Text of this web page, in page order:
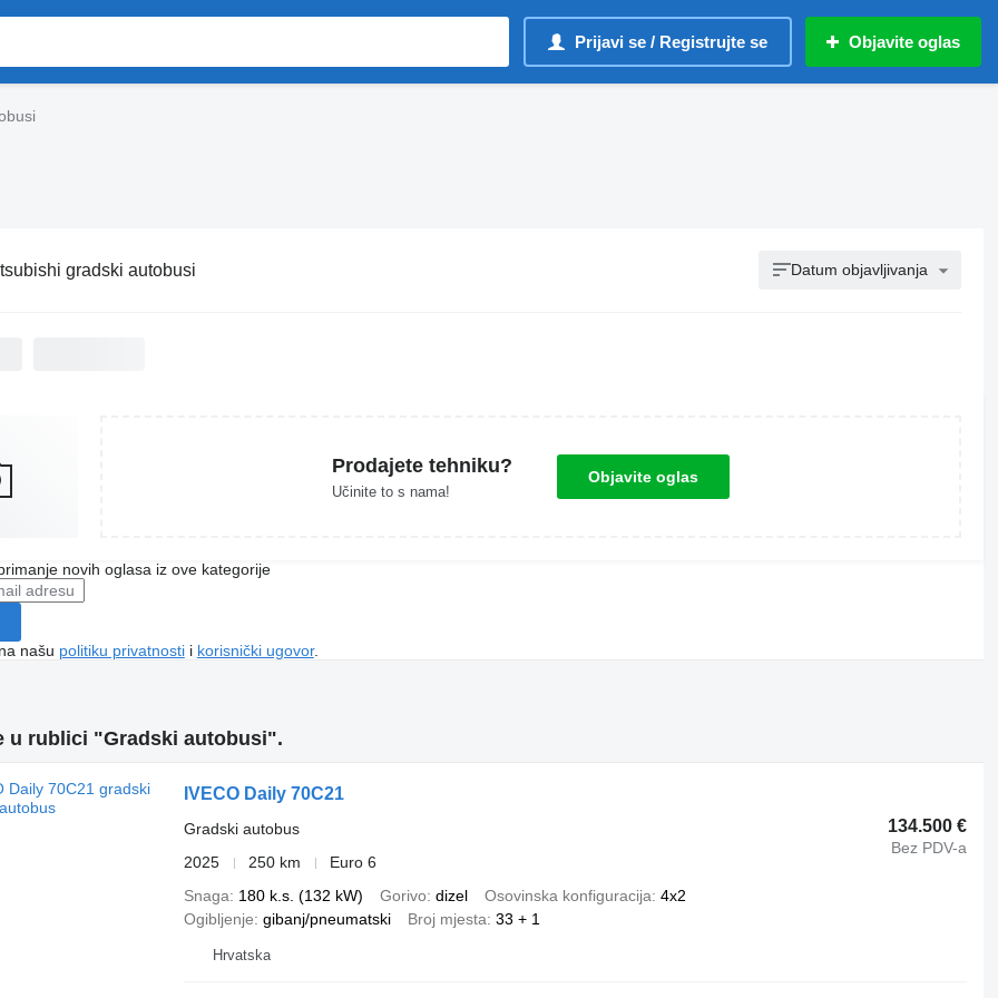
Prijavi se / Registrujte se Objavite oglas
gradski autobusi Datum objavljivanja
Prodajete tehniku?
Učinite to s nama!
Objavite oglas
novih oglasa iz ove kategorije
našu politiku privatnostii korisnički ugovor.
u rublici "Gradski autobusi".
IVECO Daily 70C21
134.500 €
Bez PDV-a
Gradski autobus
2025
250 km
Euro 6
Snaga
180 k.s. (132 kW) Gorivo dizel Osovinska konfiguracija 4x2
Ogibljenje gibanj/pneumatski Broj mjesta 33 + 1
Hrvatska